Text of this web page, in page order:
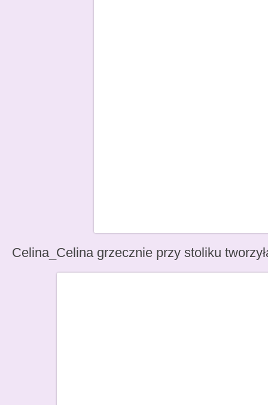
Celina_Celina grzecznie przy stoliku